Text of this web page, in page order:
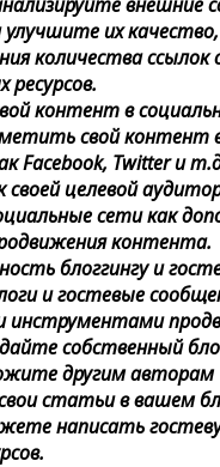
их
количества ссылок
контент в
свой контент
Facebook, Twitter и
целевой
сети как
контента.
блоггингу и
и гостевые
собственный
другим авторам
статьи в вашем
написать